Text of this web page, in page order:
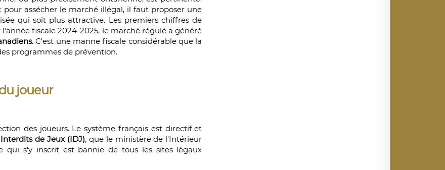
assécher le marché illégal, il faut proposer une
qui soit plus attractive. Les premiers chiffres de
fiscale 2024-2025, le marché régulé a généré
. C'est une manne fiscale considérable que la
programmes de prévention.
joueur
des joueurs. Le système français est directif et
Interdits de Jeux (IDJ), que le ministère de l'Intérieur
qui s'y inscrit est bannie de tous les sites légaux